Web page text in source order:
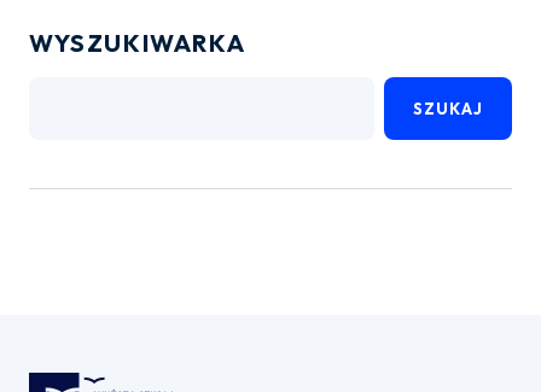
WYSZUKIWARKA
SZUKAJ